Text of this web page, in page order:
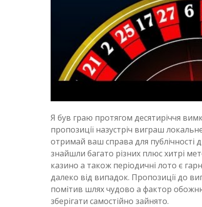
Я був граю протягом десятиріччя
пропозиції назустріч виграш
отримай ваш справа для публічності
знайшли багато різних плюс хитрі
казино а також періодичні лото є
далеко від випадок. Пропозиції до
помітив шлях чудово а фактор
зберігати самостійно зайнято.